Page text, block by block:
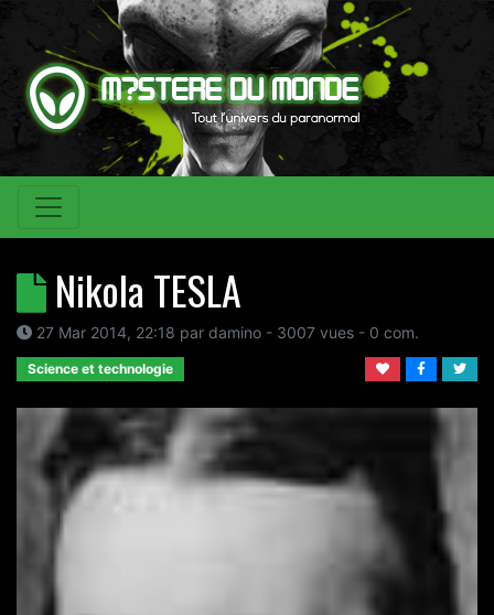
Nikola TESLA
27 Mar 2014, 22:18 par damino - 3007 vues - 0 com.
Science et technologie